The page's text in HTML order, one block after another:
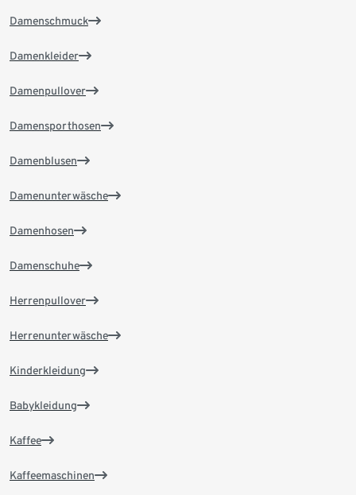
Damenschmuck
Damenkleider
Damenpullover
Damensporthosen
Damenblusen
Damenunterwäsche
Damenhosen
Damenschuhe
Herrenpullover
Herrenunterwäsche
Kinderkleidung
Babykleidung
Kaffee
Kaffeemaschinen